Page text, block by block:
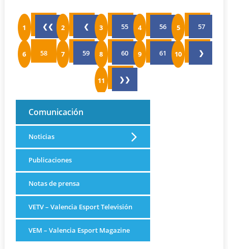
❮❮ ❮ 55 56 57
58 59 60 61 ❯
❯❯
Comunicación
Noticias
Publicaciones
Notas de prensa
VETV – Valencia Esport Televisión
VEM – Valencia Esport Magazine